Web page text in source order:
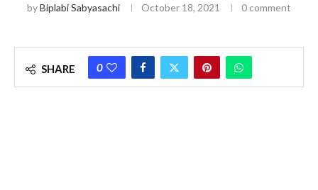
byBiplabi Sabyasachi October 18, 2021 0 comment
SHARE 0